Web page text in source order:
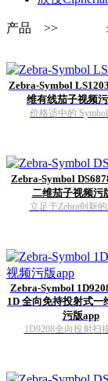
产品 >>
Zebra-Symbol
维有线茄子视频
价格适中的
Zebra-Symbol
二维茄子视频污
立足于Zebra创新
Zebra-Symbol
1D 全向免持投射式一
污版app
1D9208全向投射扫